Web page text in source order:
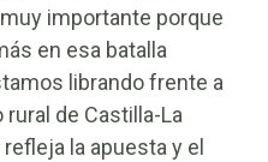
importante porque
en esa batalla
librando frente a
de Castilla-La
la apuesta y el